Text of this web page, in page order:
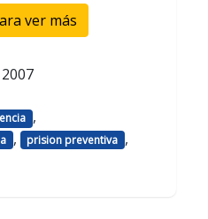
ver más
,
, prision preventiva ,